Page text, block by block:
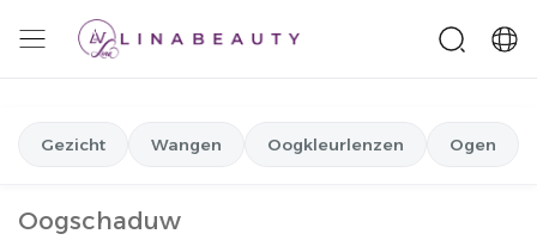
Gezicht Wangen Oogkleurlenzen Ogen
Oogschaduw